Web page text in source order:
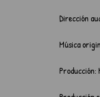
Dirección
Música
Producción: